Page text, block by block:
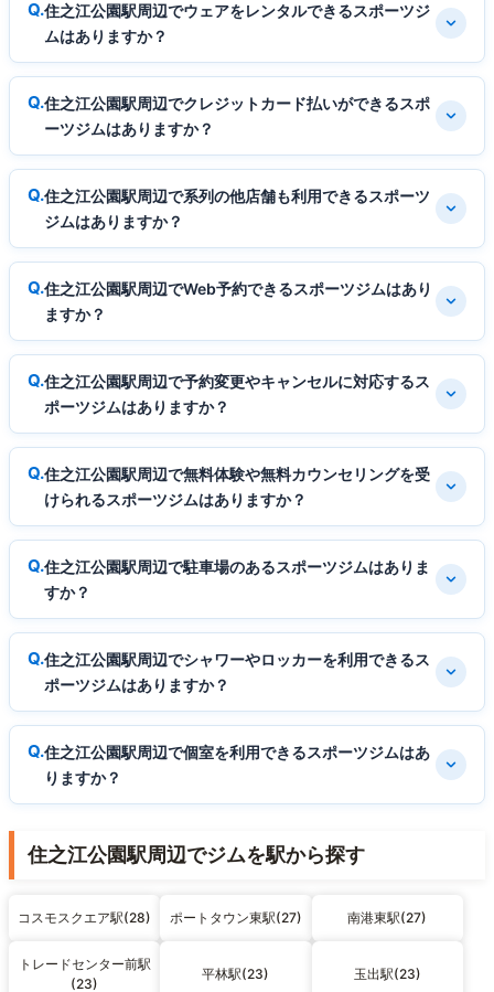
住之江公園駅周辺でウェアをレンタルできるスポーツジ
ムはありますか？
住之江公園駅周辺でクレジットカード払いができるスポ
ーツジムはありますか？
住之江公園駅周辺で系列の他店舗も利用できるスポーツ
ジムはありますか？
住之江公園駅周辺でWeb予約できるスポーツジムはあり
ますか？
住之江公園駅周辺で予約変更やキャンセルに対応するス
ポーツジムはありますか？
住之江公園駅周辺で無料体験や無料カウンセリングを受
けられるスポーツジムはありますか？
住之江公園駅周辺で駐車場のあるスポーツジムはありま
すか？
住之江公園駅周辺でシャワーやロッカーを利用できるス
ポーツジムはありますか？
住之江公園駅周辺で個室を利用できるスポーツジムはあ
りますか？
住之江公園駅周辺でジムを駅から探す
コスモスクエア駅(28) ポートタウン東駅(27) 南港東駅(27)
トレードセンター前駅
(23)
平林駅(23) 玉出駅(23)